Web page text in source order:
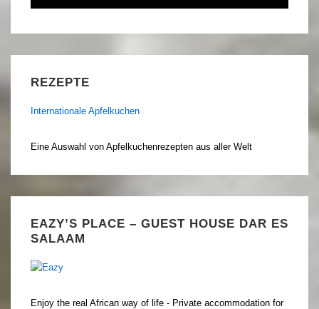
REZEPTE
Internationale Apfelkuchen
Eine Auswahl von Apfelkuchenrezepten aus aller Welt
EAZY’S PLACE – GUEST HOUSE DAR ES
SALAAM
Enjoy the real African way of life - Private accommodation for